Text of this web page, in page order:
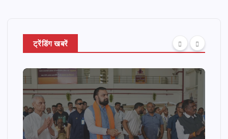
ट्रेंडिंग खबरें